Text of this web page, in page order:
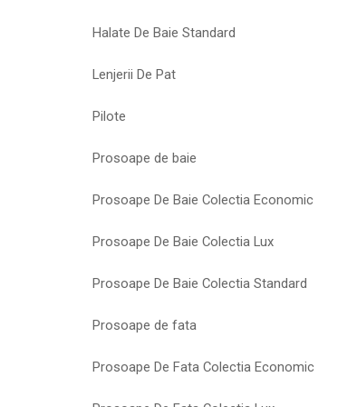
Halate De Baie Standard
Lenjerii De Pat
Pilote
Prosoape de baie
Prosoape De Baie Colectia Economic
Prosoape De Baie Colectia Lux
Prosoape De Baie Colectia Standard
Prosoape de fata
Prosoape De Fata Colectia Economic